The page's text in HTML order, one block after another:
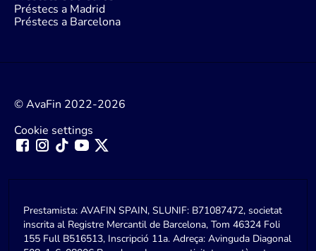
Préstecs a Madrid
Préstecs a Barcelona
© AvaFin 2022-2026
Cookie settings
Prestamista: AVAFIN SPAIN, SLUNIF: B71087472, societat
inscrita al Registre Mercantil de Barcelona, Tom 46324 Foli
155 Full B516513, Inscripció 11a. Adreça: Avinguda Diagonal